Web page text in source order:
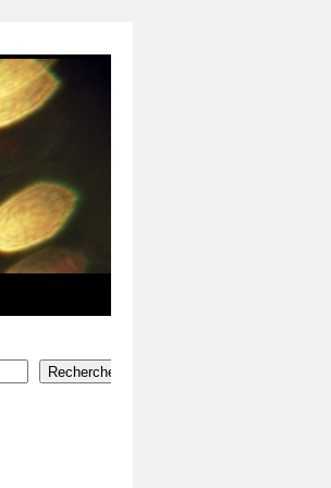
Rechercher